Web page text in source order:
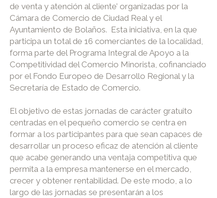
de venta y atención al cliente’ organizadas por la
Cámara de Comercio de Ciudad Real y el
Ayuntamiento de Bolaños. Esta iniciativa, en la que
participa un total de 16 comerciantes de la localidad,
forma parte del Programa Integral de Apoyo a la
Competitividad del Comercio Minorista, cofinanciado
por el Fondo Europeo de Desarrollo Regional y la
Secretaría de Estado de Comercio.
El objetivo de estas jornadas de carácter gratuito
centradas en el pequeño comercio se centra en
formar a los participantes para que sean capaces de
desarrollar un proceso eficaz de atención al cliente
que acabe generando una ventaja competitiva que
permita a la empresa mantenerse en el mercado,
crecer y obtener rentabilidad. De este modo, a lo
largo de las jornadas se presentarán a los